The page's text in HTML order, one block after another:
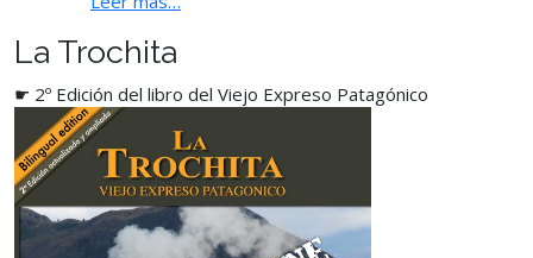
La Trochita
☛ 2º Edición del libro del Viejo Expreso Patagónico